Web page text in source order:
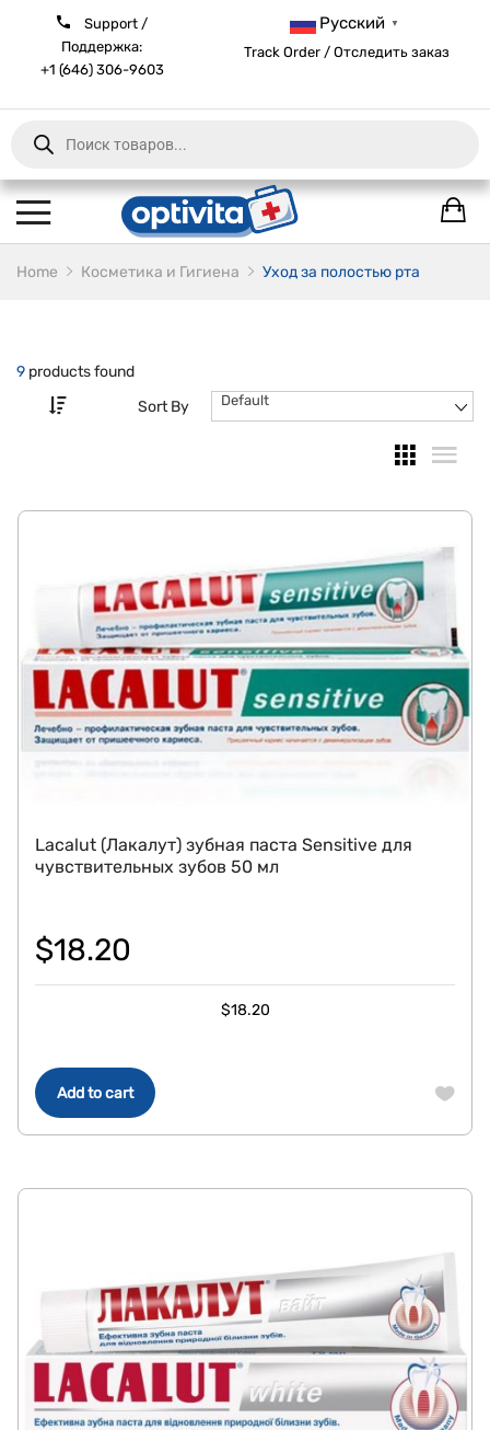
Support /
Поддержка:
+1 (646) 306-9603
Русский ▼
Track Order / Отследить заказ
Products
search
Home Косметика и Гигиена Уход за полостью рта
9 products found
Sort By
Default
Add to cart
Lacalut (Лакалут) зубная паста Sensitive для
чувствительных зубов 50 мл
$18.20
$18.20